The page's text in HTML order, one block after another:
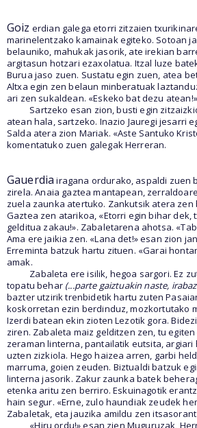
Goiz erdian galega etorri zitzaien
marinelentzako kamainak egiteko. Sotoan
belauniko, mahukak jasorik, ate irekian
argitasun hotzari ezaxolatua. Itzal luze
Burua jaso zuen. Sustatu egin zuen, atea
Altxa egin zen belaun minberatuak
ari zen sukaldean. «Eskeko bat dezu
Sartzeko esan zion, busti egin
atean hala, sartzeko. Inazio Jauregi jesarri
Salda atera zion Mariak. «Aste Santuko
komentatuko zuen galegak Herreran.
Gauerdia iragana ordurako, aspaldi zuen
zirela. Anaia gaztea mantapean,
zuela zaunka atertuko. Zankutsik atera zen
Gaztea zen atarikoa, «Etorri egin bihar dek,
gelditua zakau!». Zabaletarena ahotsa.
Ama ere jaikia zen. «Lana det!» esan zion
Erreminta batzuk hartu zituen. «Garai
amak.
Zabaleta ere isilik, hegoa sargori. Ez
topatu behar (...parte gaiztuakin naste,
bazter utzirik trenbidetik hartu zuten
koskorretan ezin berdinduz, mozkortutako
Izerdi batean ekin zioten Lezotik gora.
ziren. Zabaleta maiz gelditzen zen, tu
zeraman linterna, pantailatik eutsita,
uzten zizkiola. Hego haizea arren, garbi
marruma, goien zeuden. Biztualdi batzuk
linterna jasorik. Zakur zaunka batek
etenka aritu zen berriro. Eskuinagotik
hain segur. «Erne, zulo haundiak zeudek
Zabaletak, eta jauzika amildu zen
«Hiru ordu!» esan zien Muguruzak,